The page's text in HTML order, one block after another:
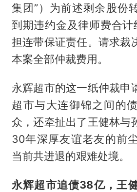
集团”）为前述剩余股份
到期违约金及律师费合
担连带保证责任。请求裁
本案全部仲裁费用。
永辉超市的这一纸仲裁申
超市与大连御锦之间的
众，还牵扯出了王健林与
30年深厚友谊老友的前
当前共进退的艰难处境。
永辉超市追债38亿，王